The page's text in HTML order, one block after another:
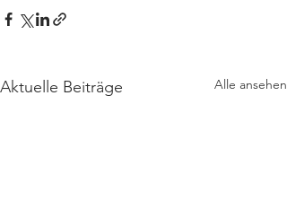
Aktuelle Beiträge Alle ansehen